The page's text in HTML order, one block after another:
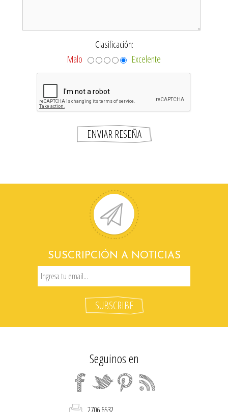
Clasificación:
Malo
Excelente
SUSCRIPCIÓN A NOTICIAS
Seguinos en